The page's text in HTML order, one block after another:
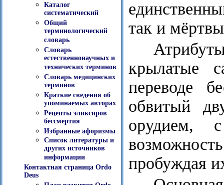
Каталог
систематический
Общий
терминологический
словарь
Словарь
естественнонаучных и
технических терминов
Словарь медицинских
терминов
Краткие сведения об
упоминаемых авторах
Рецепты эликсиров
бессмертия
Избранные афоризмы
Список литературы и
других источников
информации
Контактная страница Ordo
Deus
так и
крылатые
переводе
обвитый
орудием,
пробуждая